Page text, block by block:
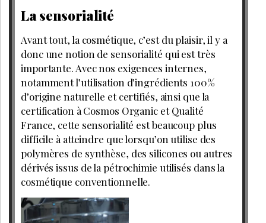
La sensorialité
Avant tout, la cosmétique, c’est du plaisir, il y a
donc une notion de sensorialité qui est très
importante. Avec nos exigences internes,
notamment l’utilisation d’ingrédients 100%
d’origine naturelle et certifiés, ainsi que la
certification à Cosmos Organic et Qualité
France, cette sensorialité est beaucoup plus
difficile à atteindre que lorsqu’on utilise des
polymères de synthèse, des silicones ou autres
dérivés issus de la pétrochimie utilisés dans la
cosmétique conventionnelle.